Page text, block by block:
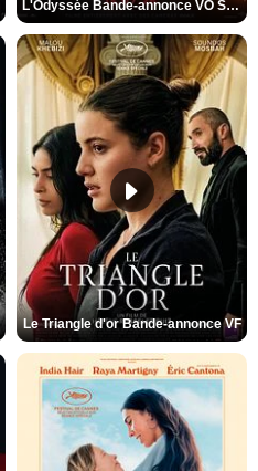
L'Odyssée Bande-annonce VO STFR
Le Triangle d'or Bande-annonce VF